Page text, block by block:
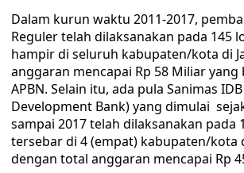
Dalam kurun waktu 2011-2017,
Reguler telah dilaksanakan pada 145
hampir di seluruh kabupaten/kota di
anggaran mencapai Rp 58 Miliar yang
APBN. Selain itu, ada pula Sanimas
Development Bank) yang dimulai
sampai 2017 telah dilaksanakan pada
tersebar di 4 (empat) kabupaten/kota
dengan total anggaran mencapai Rp